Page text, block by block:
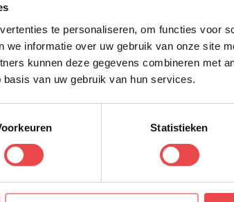
te personaliseren, om functies voor
we informatie over uw gebruik van onze site
kunnen deze gegevens combineren met
van uw gebruik van hun services.
Statistieken
kan
garing te
legt.